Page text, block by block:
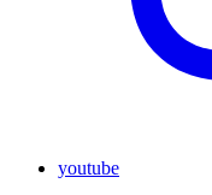
youtube